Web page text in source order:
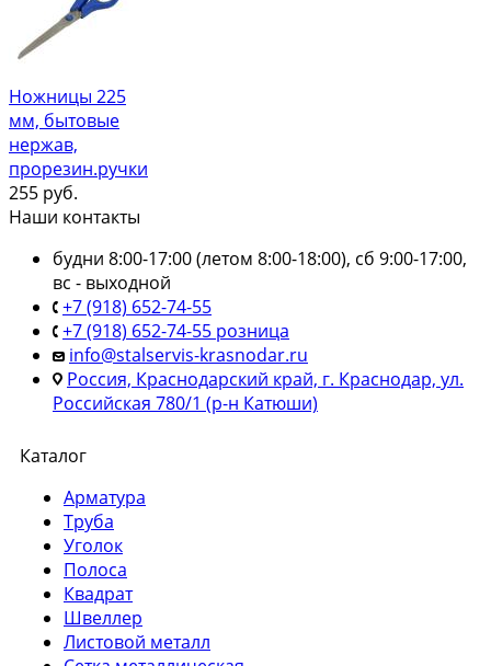
Ножницы 225
мм, бытовые
нержав,
прорезин.ручки
255 руб.
Наши контакты
будни 8:00-17:00 (летом 8:00-18:00), сб 9:00-17:00,
вс - выходной
+7 (918) 652-74-55
+7 (918) 652-74-55 розница
info@stalservis-krasnodar.ru
Россия, Краснодарский край, г. Краснодар, ул.
Российская 780/1 (р-н Катюши)
Каталог
Арматура
Труба
Уголок
Полоса
Квадрат
Швеллер
Листовой металл